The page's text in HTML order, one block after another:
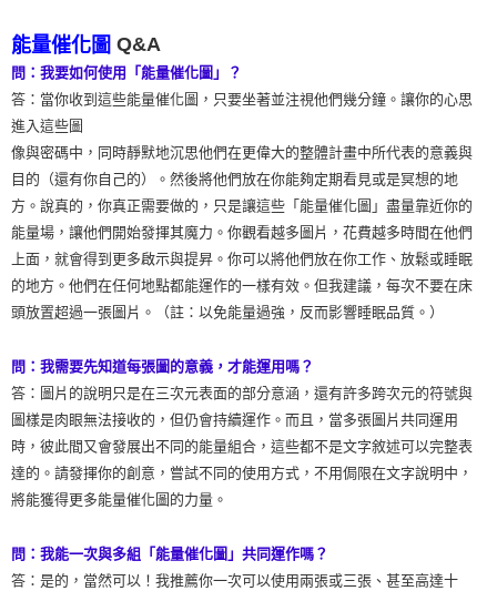
能量催化圖 Q&A
問：我要如何使用「能量催化圖」？
答：當你收到這些能量催化圖，只要坐著並注視他們幾分鐘。讓你的心思
進入這些圖
像與密碼中，同時靜默地沉思他們在更偉大的整體計畫中所代表的意義與
目的（還有你自己的）。然後將他們放在你能夠定期看見或是冥想的地
方。說真的，你真正需要做的，只是讓這些「能量催化圖」盡量靠近你的
能量場，讓他們開始發揮其魔力。你觀看越多圖片，花費越多時間在他們
上面，就會得到更多啟示與提昇。你可以將他們放在你工作、放鬆或睡眠
的地方。他們在任何地點都能運作的一樣有效。但我建議，每次不要在床
頭放置超過一張圖片。（註：以免能量過強，反而影響睡眠品質。）
問：我需要先知道每張圖的意義，才能運用嗎？
答：圖片的說明只是在三次元表面的部分意涵，還有許多跨次元的符號與
圖樣是肉眼無法接收的，但仍會持續運作。而且，當多張圖片共同運用
時，彼此間又會發展出不同的能量組合，這些都不是文字敘述可以完整表
達的。請發揮你的創意，嘗試不同的使用方式，不用侷限在文字說明中，
將能獲得更多能量催化圖的力量。
問：我能一次與多組「能量催化圖」共同運作嗎？
答：是的，當然可以！我推薦你一次可以使用兩張或三張、甚至高達十